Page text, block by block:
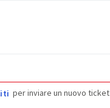
per inviare un nuovo ticket